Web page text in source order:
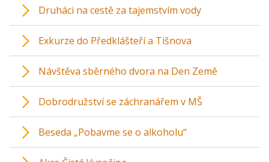
Druháci na cestě za tajemstvím vody
Exkurze do Předklášteří a Tišnova
Návštěva sběrného dvora na Den Země
Dobrodružství se záchranářem v MŠ
Beseda „Pobavme se o alkoholu“